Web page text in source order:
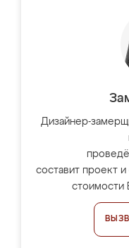
Дизайнер-
составит проект
стоимости